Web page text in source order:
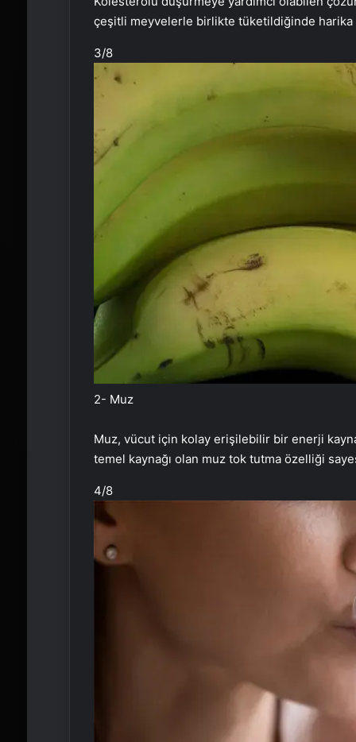
çeşitli meyvelerle birlikte tüketildiğinde
3/8
2- Muz
Muz, vücut için kolay erişilebilir bir enerji
temel kaynağı olan muz tok tutma özelliği
4/8